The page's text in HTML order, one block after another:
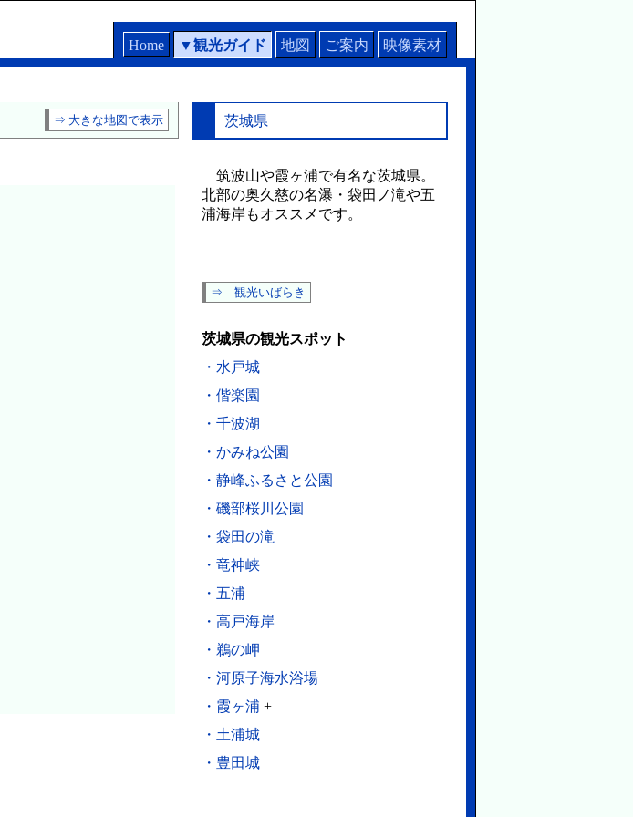
Home ▼観光ガイド 地図 ご案内 映像素材
⇒ 大きな地図で表示 茨城県
筑波山や霞ヶ浦で有名な茨城県。
北部の奥久慈の名瀑・袋田ノ滝や五
浦海岸もオススメです。
⇒ 観光いばらき
茨城県の観光スポット
・水戸城
・偕楽園
・千波湖
・かみね公園
・静峰ふるさと公園
・磯部桜川公園
・袋田の滝
・竜神峡
・五浦
・高戸海岸
・鵜の岬
・河原子海水浴場
・霞ヶ浦 +
・土浦城
・豊田城